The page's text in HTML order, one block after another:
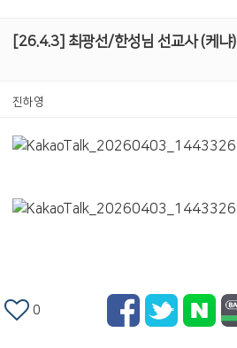
[26.4.3] 최광선/한성님 선교사 (케냐)
진하영
0